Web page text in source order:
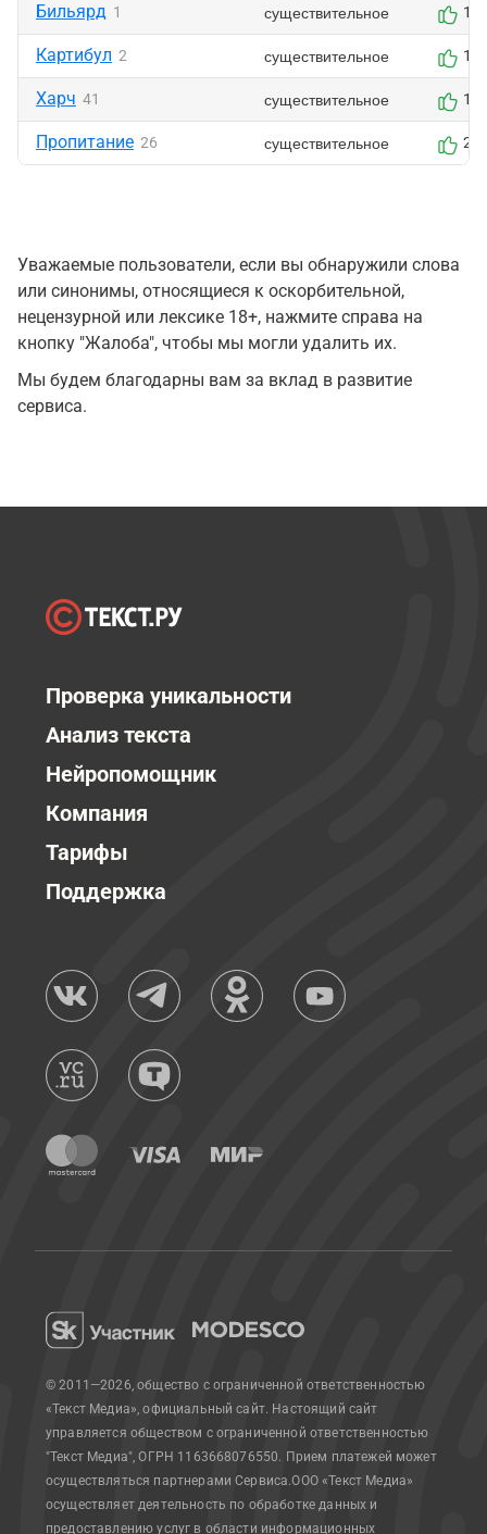
Бильярд 1 существительное 1
Картибул 2 существительное 1
Харч 41 существительное 1
Пропитание 26 существительное 2
Уважаемые пользователи, если вы обнаружили слова
или синонимы, относящиеся к оскорбительной,
нецензурной или лексике 18+, нажмите справа на
кнопку "Жалоба", чтобы мы могли удалить их.
Мы будем благодарны вам за вклад в развитие
сервиса.
Проверка уникальности
Анализ текста
Нейропомощник
Компания
Тарифы
Поддержка
© 2011—2026, общество с ограниченной ответственностью
«Текст Медиа», официальный сайт. Настоящий сайт
управляется обществом с ограниченной ответственностью
"Текст Медиа", ОГРН 1163668076550. Прием платежей может
осуществляться партнерами Сервиса.ООО «Текст Медиа»
осуществляет деятельность по обработке данных и
предоставлению услуг в области информационных